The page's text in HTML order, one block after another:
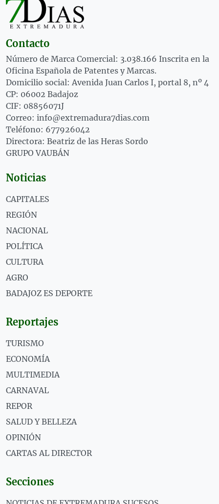
Contacto
Número de Marca Comercial: 3.038.166 Inscrita en la
Oficina Española de Patentes y Marcas.
Domicilio social: Avenida Juan Carlos I, portal 8, nº 4
CP: 06002 Badajoz
CIF: 08856071J
Correo: info@extremadura7dias.com
Teléfono: 677926042
Directora: Beatriz de las Heras Sordo
GRUPO VAUBÁN
Noticias
CAPITALES
REGIÓN
NACIONAL
POLÍTICA
CULTURA
AGRO
BADAJOZ ES DEPORTE
Reportajes
TURISMO
ECONOMÍA
MULTIMEDIA
CARNAVAL
REPOR
SALUD Y BELLEZA
OPINIÓN
CARTAS AL DIRECTOR
Secciones